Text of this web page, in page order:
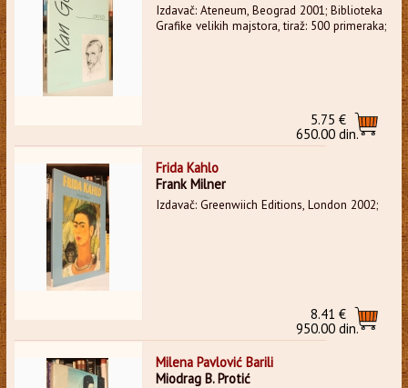
Izdavač: Ateneum, Beograd 2001; Biblioteka
Grafike velikih majstora, tiraž: 500 primeraka;
5.75 €
650.00 din.
Frida Kahlo
Frank Milner
Izdavač: Greenwiich Editions, London 2002;
8.41 €
950.00 din.
Milena Pavlović Barili
Miodrag B. Protić